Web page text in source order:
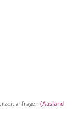
anfragen (Ausland